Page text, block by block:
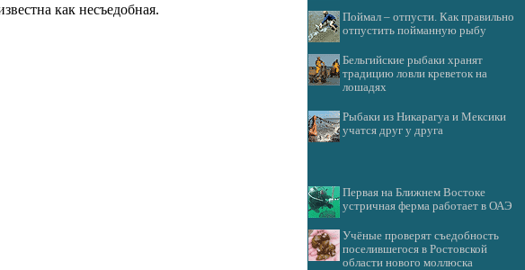
как несъедобная.
Поймал – отпусти. Как правильно
отпустить пойманную рыбу
Бельгийские рыбаки хранят
традицию ловли креветок на
лошадях
Рыбаки из Никарагуа и Мексики
учатся друг у друга
Первая на Ближнем Востоке
устричная ферма работает в ОАЭ
Учёные проверят съедобность
поселившегося в Ростовской
области нового моллюска